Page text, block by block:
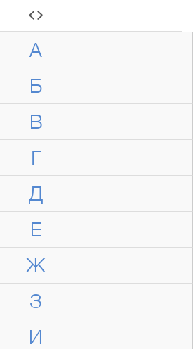
А
Б
В
Г
Д
Е
Ж
З
И